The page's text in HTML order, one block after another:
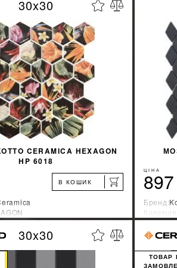
ДІЗНАТИСЯ ЗНИЖКУ %
КУПИТИ
30x30
CERAMICA HEXAGON
HP 6018
В КОШИК
Украина
ДІЗНАТИСЯ ЗНИЖКУ %
ЦІНА
897
Бренд:
Країна-
30x30
ТОВАР